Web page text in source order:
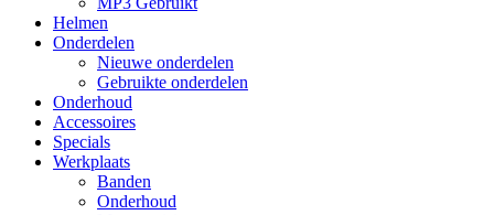
Helmen
Onderdelen
Nieuwe onderdelen
Gebruikte onderdelen
Onderhoud
Accessoires
Specials
Werkplaats
Banden
Onderhoud